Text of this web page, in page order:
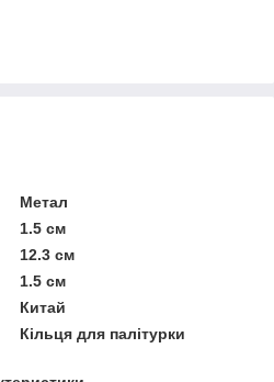
Метал
1.5 см
12.3 см
1.5 см
Китай
Кільця для палітурки